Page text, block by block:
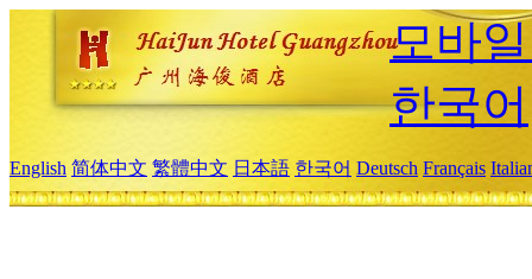
모바
한국어
English 简体中文 繁體中文 日本語 한국어 Deutsch Français